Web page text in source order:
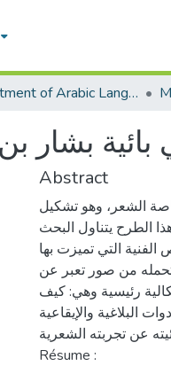
Department of Arabic Language and Literature
Abstract
الشعر، وهو تشكيل
الطرح يتناول البحث
التي تميزت بها
تحمله من صور تعبر عن
رئيسية وهي: كيف
البلاغية والإيقاعية
عن تجربته الشعرية,
Résume :